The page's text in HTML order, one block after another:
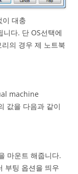
이 대충
다. 단 OS선택에
의 경우 제 노트북
machine
값을 다음과 같이
마운트 해줍니다.
부팅 옵션을 띄우